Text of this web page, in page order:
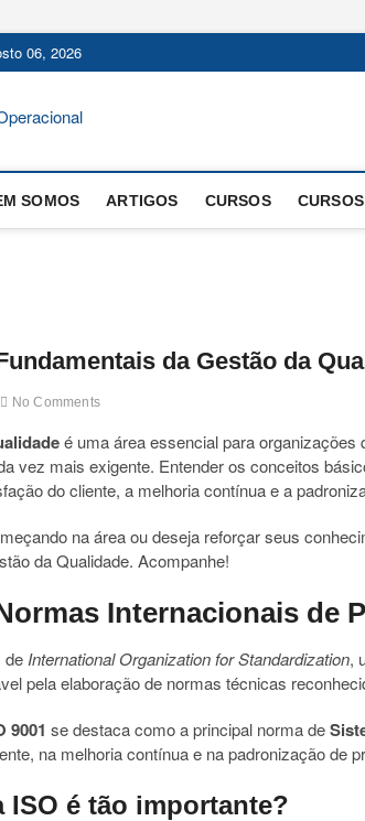
06, 2026
SOMOS ARTIGOS CURSOS
da Gestão da
No Comments
é uma área essencial para
vez mais exigente. Entender os conceitos
do cliente, a melhoria contínua e a
na área ou deseja reforçar seus
da Qualidade. Acompanhe!
Internacionais de
de International Organization for Standardization,
pela elaboração de normas técnicas
9001 se destaca como a principal norma de
na melhoria contínua e na padronização de
ISO é tão importante?